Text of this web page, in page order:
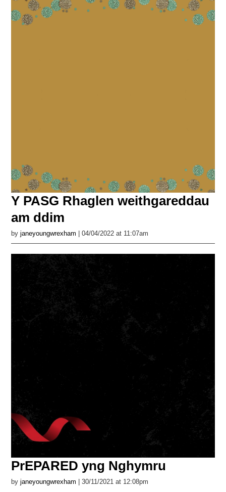
Y PASG Rhaglen weithgareddau
am ddim
byjaneyoungwrexham | 04/04/2022 at 11:07am
PrEPARED yng Nghymru
byjaneyoungwrexham | 30/11/2021 at 12:08pm